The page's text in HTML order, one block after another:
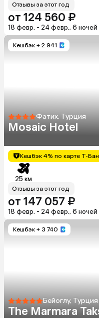
Отзывы за этот год
от 124 560 ₽
18 февр. - 24 февр., 6 ночей
Кешбэк + 2 941
Фатих, Турция
Mosaic Hotel
Кешбэк 4% по карте Т-
25 км
Отзывы за этот год
от 147 057 ₽
18 февр. - 24 февр., 6 ночей
Кешбэк + 3 740
Бейоглу, Турция
The Marmara